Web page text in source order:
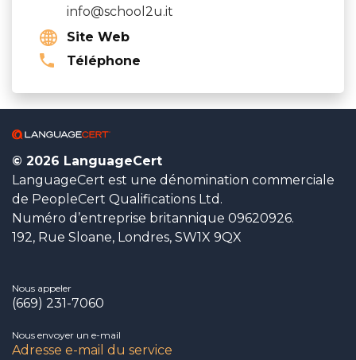
info@school2u.it
Site Web
Téléphone
© 2026 LanguageCert
LanguageCert est une dénomination commerciale
de PeopleCert Qualifications Ltd.
Numéro d’entreprise britannique 09620926.
192, Rue Sloane, Londres, SW1X 9QX
Nous appeler
(669) 231-7060
Nous envoyer un e-mail
Adresse e-mail du service